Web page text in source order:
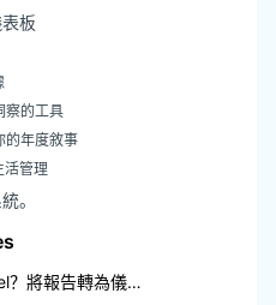
板
察的工具
的年度敘事
活管理
。
還在把PDF複製貼上到Excel？將報告轉為儀表板